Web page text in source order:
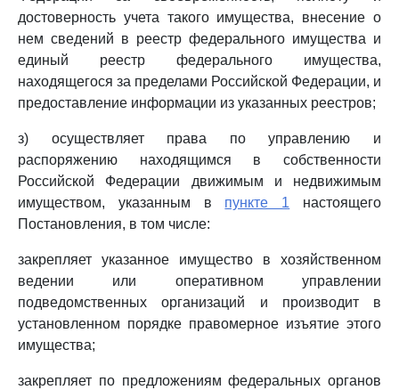
достоверность учета такого имущества, внесение о
нем сведений в реестр федерального имущества и
единый реестр федерального имущества,
находящегося за пределами Российской Федерации, и
предоставление информации из указанных реестров;
з) осуществляет права по управлению и
распоряжению находящимся в собственности
Российской Федерации движимым и недвижимым
имуществом, указанным в пункте 1 настоящего
Постановления, в том числе:
закрепляет указанное имущество в хозяйственном
ведении или оперативном управлении
подведомственных организаций и производит в
установленном порядке правомерное изъятие этого
имущества;
закрепляет по предложениям федеральных органов